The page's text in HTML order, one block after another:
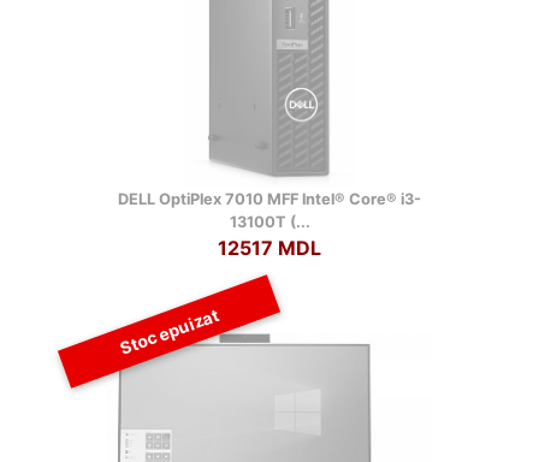
DELL OptiPlex 7010 MFF lntel® Core® i3-
13100T (...
12517 MDL
Stoc epuizat